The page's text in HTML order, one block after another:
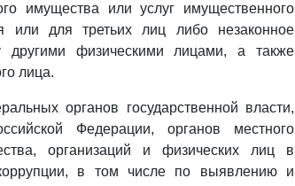
имущества или услуг имущественного
или для третьих лиц либо незаконное
другими физическими лицами, а также
лица.
органов государственной власти,
Федерации, органов местного
организаций и физических лиц в
в том числе по выявлению и